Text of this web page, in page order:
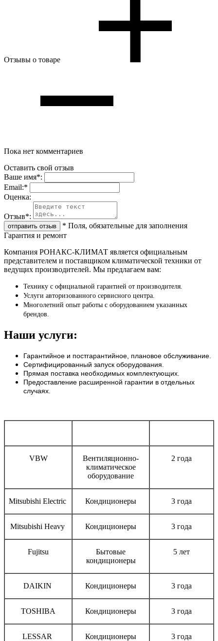
Отзывы о товаре
Пока нет комментариев
Оставить свой отзыв
Ваше имя*:
Email:*
Oценка:
Отзыв*:
* Поля, обязательные для заполнения
Гарантия и ремонт
Компания РОНАКС-КЛИМАТ является официальным
представителем и поставщиком климатической техники от
ведущих производителей. Мы предлагаем вам:
Технику с официальной гарантией от производителя.
Услуги авторизованного сервисного центра.
Многолетний опыт работы с оборудованием указанных
брендов.
Наши услуги:
Гарантийное и постгарантийное, плановое обслуживание.
Сертифицированный запуск оборудования.
Прямая поставка необходимых комплектующих.
Предоставление расширенной гарантии в отдельных
случаях.
VBW
Вентиляционно-
климатическое
оборудование
2 года
Mitsubishi Electric Кондиционеры 3 года
Mitsubishi Heavy Кондиционеры 3 года
Fujitsu
Бытовые
кондиционеры
5 лет
DAIKIN Кондиционеры 3 года
TOSHIBA Кондиционеры 3 года
LESSAR Кондиционеры 3 года